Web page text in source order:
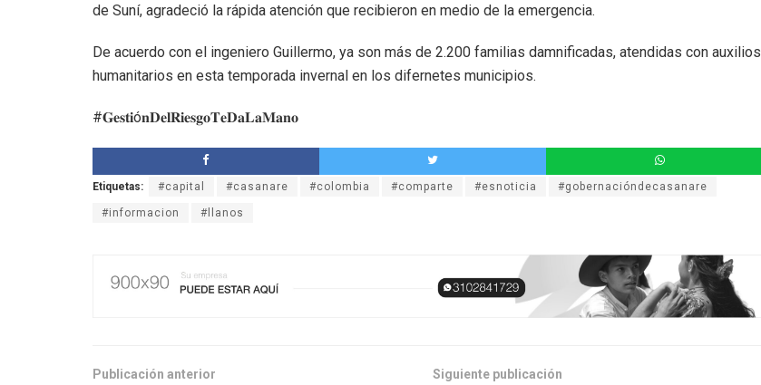
de Suní, agradeció la rápida atención que recibieron en medio de la emergencia.
De acuerdo con el ingeniero Guillermo, ya son más de 2.200 familias damnificadas, atendidas con auxilios
humanitarios en esta temporada invernal en los difernetes municipios.
#𝐆𝐞𝐬𝐭𝐢ó𝐧𝐃𝐞𝐥𝐑𝐢𝐞𝐬𝐠𝐨𝐓𝐞𝐃𝐚𝐋𝐚𝐌𝐚𝐧𝐨
Etiquetas: #capital #casanare #colombia #comparte #esnoticia #gobernacióndecasanare
#informacion #llanos
Publicación anterior Siguiente publicación